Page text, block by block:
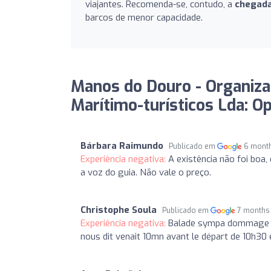
viajantes. Recomenda-se, contudo, a
barcos de menor capacidade.
Manos do Douro -
Marítimo-turísticos Lda:
Bárbara Raimundo Publicado em 6
Experiência negativa: A existência não foi
a voz do guia. Não vale o preço.
Christophe Soula Publicado em 7
Experiência negativa: Balade sympa
nous dit venait 10mn avant le départ de 10h30